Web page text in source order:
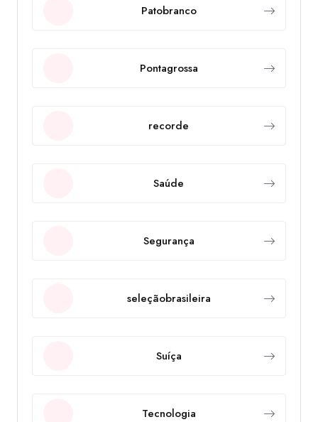
Patobranco
Pontagrossa
recorde
Saúde
Segurança
seleçãobrasileira
Suíça
Tecnologia